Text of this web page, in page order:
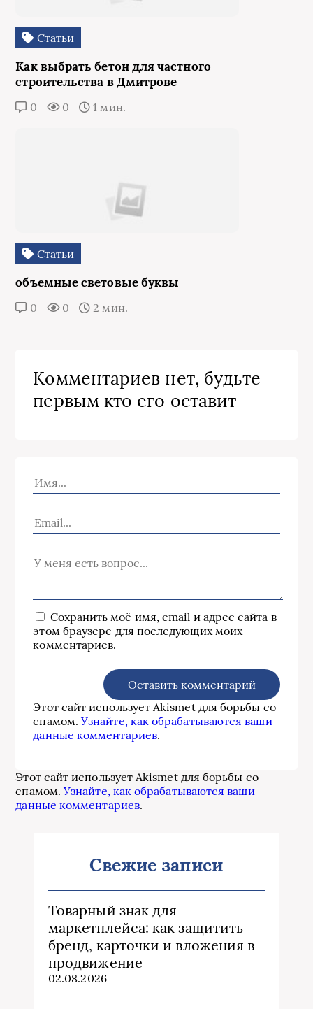
Статьи
Как выбрать бетон для частного
строительства в Дмитрове
0 0 1 мин.
Статьи
объемные световые буквы
0 0 2 мин.
Комментариев нет, будьте
первым кто его оставит
Сохранить моё имя, email и адрес сайта в
этом браузере для последующих моих
комментариев.
Этот сайт использует Akismet для борьбы со
спамом.Узнайте, как обрабатываются ваши
данные комментариев.
Этот сайт использует Akismet для борьбы со
спамом.Узнайте, как обрабатываются ваши
данные комментариев.
Свежие записи
Товарный знак для
маркетплейса: как защитить
бренд, карточки и вложения в
продвижение
02.08.2026